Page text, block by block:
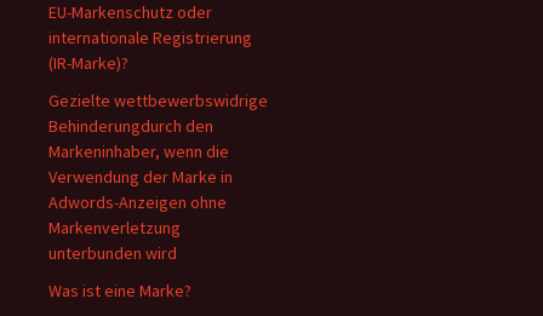
EU-Markenschutz oder
internationale Registrierung
(IR-Marke)?
Gezielte wettbewerbswidrige
Behinderungdurch den
Markeninhaber, wenn die
Verwendung der Marke in
Adwords-Anzeigen ohne
Markenverletzung
unterbunden wird
Was ist eine Marke?